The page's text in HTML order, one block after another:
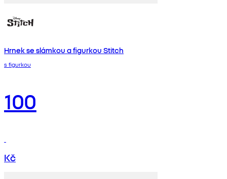
Hrnek se slámkou a figurkou Stitch
s figurkou
100
Kč